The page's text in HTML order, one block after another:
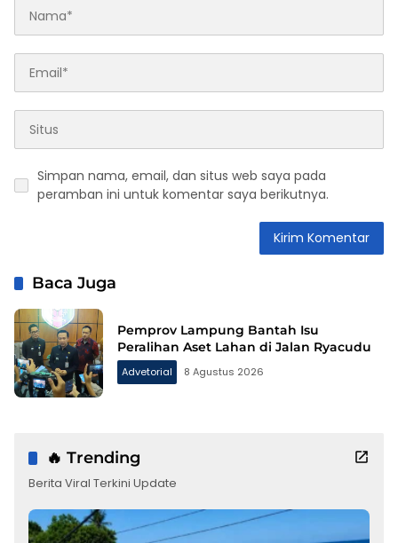
Simpan nama, email, dan situs web saya pada
peramban ini untuk komentar saya berikutnya.
Baca Juga
Pemprov Lampung Bantah Isu
Peralihan Aset Lahan di Jalan Ryacudu
Advetorial 8 Agustus 2026
🔥 Trending
Berita Viral Terkini Update